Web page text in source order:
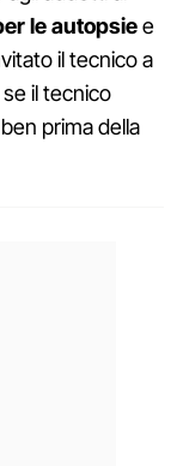
le autopsiee
il tecnico a
il tecnico
prima della